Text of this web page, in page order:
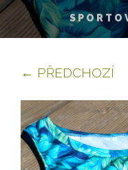
← PŘEDCHOZÍ